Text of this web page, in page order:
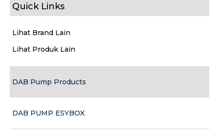
Quick Links
Lihat Brand Lain
Lihat Produk Lain
DAB Pump Products
DAB PUMP ESYBOX